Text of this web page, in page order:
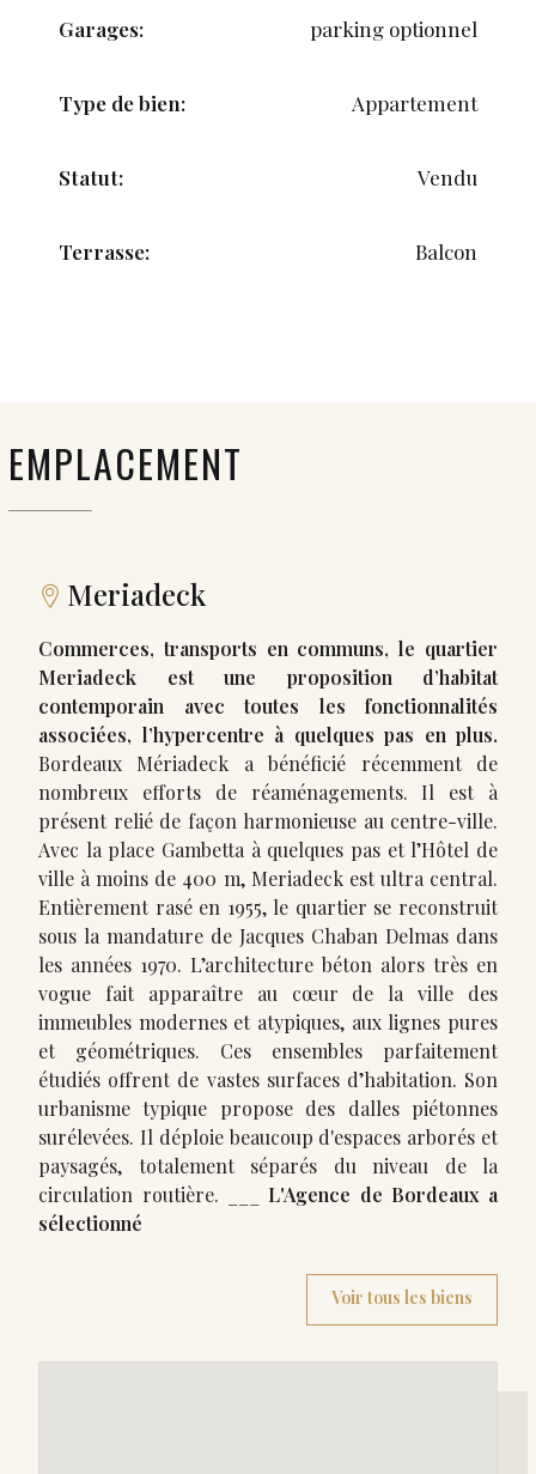
Garages: parking optionnel
Type de bien: Appartement
Statut: Vendu
Terrasse: Balcon
EMPLACEMENT
Meriadeck
Commerces, transports en communs, le quartier
Meriadeck est une proposition d’habitat
contemporain avec toutes les fonctionnalités
associées, l’hypercentre à quelques pas en plus.
Bordeaux Mériadeck a bénéficié récemment de
nombreux efforts de réaménagements. Il est à
présent relié de façon harmonieuse au centre-ville.
Avec la place Gambetta à quelques pas et l’Hôtel de
ville à moins de 400 m, Meriadeck est ultra central.
Entièrement rasé en 1955, le quartier se reconstruit
sous la mandature de Jacques Chaban Delmas dans
les années 1970. L’architecture béton alors très en
vogue fait apparaître au cœur de la ville des
immeubles modernes et atypiques, aux lignes pures
et géométriques. Ces ensembles parfaitement
étudiés offrent de vastes surfaces d’habitation. Son
urbanisme typique propose des dalles piétonnes
surélevées. Il déploie beaucoup d'espaces arborés et
paysagés, totalement séparés du niveau de la
L'Agence de Bordeaux a
sélectionné
Voir tous les biens